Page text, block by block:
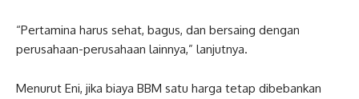
“Pertamina harus sehat, bagus, dan bersaing dengan
perusahaan-perusahaan lainnya,” lanjutnya.
Menurut Eni, jika biaya BBM satu harga tetap dibebankan